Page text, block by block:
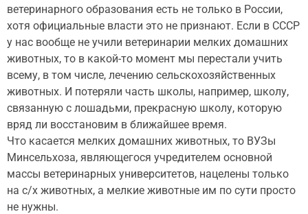
ветеринарного образования есть не только в России,
хотя официальные власти это не признают. Если в СССР
у нас вообще не учили ветеринарии мелких домашних
животных, то в какой-то момент мы перестали учить
всему, в том числе, лечению сельскохозяйственных
животных. И потеряли часть школы, например, школу,
связанную с лошадьми, прекрасную школу, которую
вряд ли восстановим в ближайшее время.
Что касается мелких домашних животных, то ВУЗы
Минсельхоза, являющегося учредителем основной
массы ветеринарных университетов, нацелены только
на с/х животных, а мелкие животные им по сути просто
не нужны.